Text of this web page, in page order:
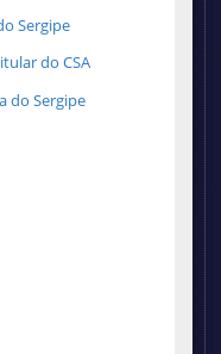
Sergipe
do CSA
do Sergipe